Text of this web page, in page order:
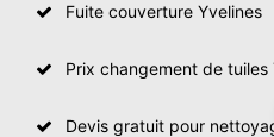
Fuite couverture Yvelines
Prix changement de tuiles
Devis gratuit pour